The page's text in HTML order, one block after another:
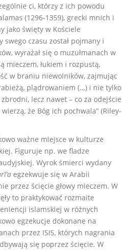
ci, którzy z ich powodu
(1296-1359), grecki mnich i
jako święty w Kościele
swego czasu został pojmany i
wyrażał się o muzułmanach w
mieczem, łukiem i rozpustą,
w braniu niewolników, zajmując
plądrowaniem (…) i nie tylko
lecz nawet – co za odejście
że Bóg ich pochwala” (Riley-
ważne miejsce w kulturze
Figuruje np. we fladze
Wyrok śmierci wydany
egzekwuje się w Arabii
przez ścięcie głowy mieczem. W
to praktykować rozmaite
islamskiej w różnych
egzekucje dokonane na
przez ISIS, których nagrania
się poprzez ścięcie. W